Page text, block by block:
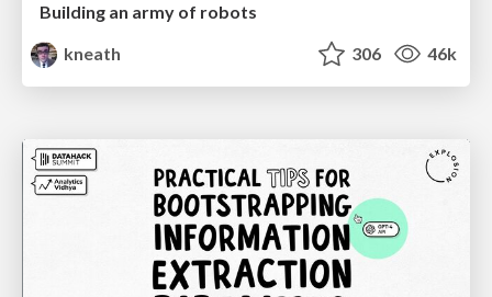
Building an army of robots
kneath
306 46k